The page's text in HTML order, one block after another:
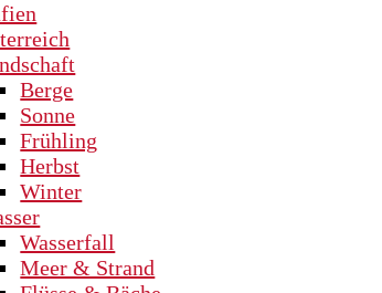
Berge
Sonne
Frühling
Herbst
Winter
Wasserfall
Meer & Strand